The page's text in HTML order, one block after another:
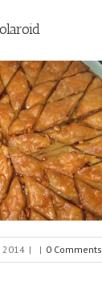
2014 | | 0 Comments